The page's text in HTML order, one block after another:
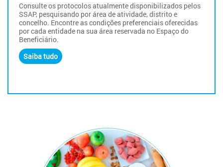
Consulte os protocolos atualmente disponibilizados pelos
SSAP, pesquisando por área de atividade, distrito e
concelho. Encontre as condições preferenciais oferecidas
por cada entidade na sua área reservada no Espaço do
Beneficiário.
Saiba tudo